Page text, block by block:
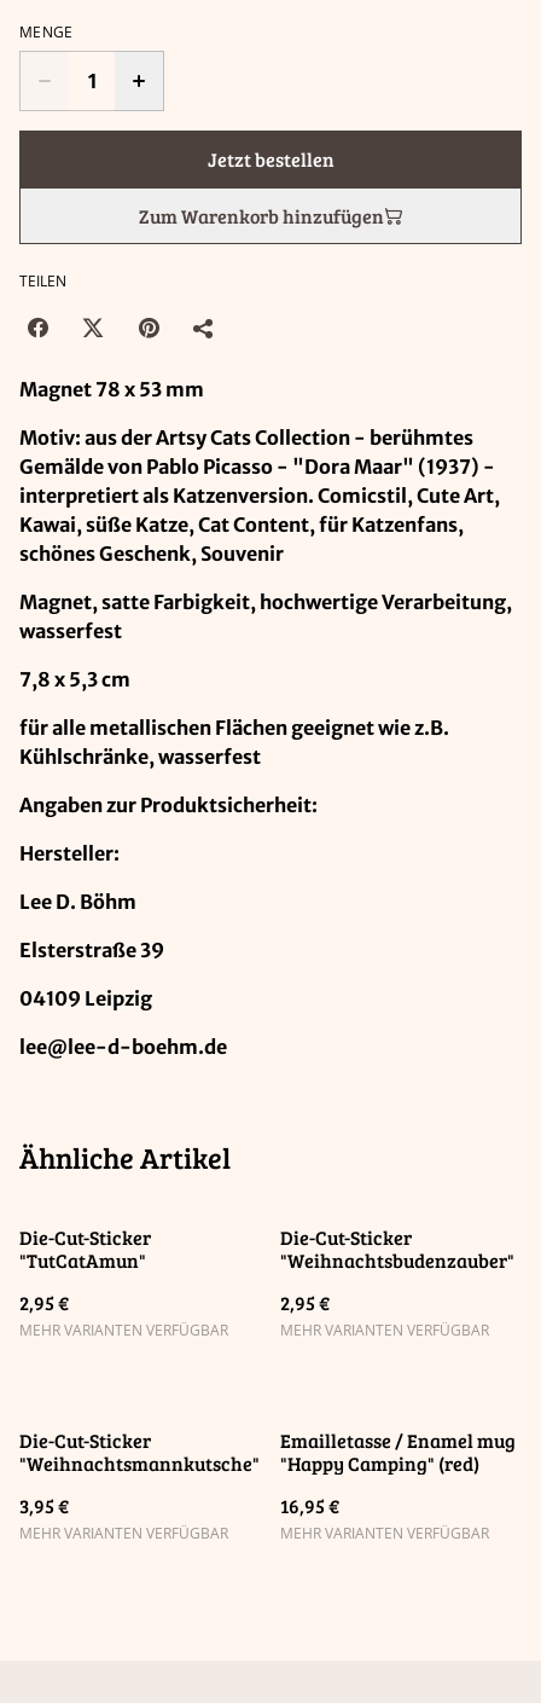
MENGE
Jetzt bestellen
Zum Warenkorb hinzufügen
TEILEN
Magnet 78 x 53 mm
Motiv: aus der Artsy Cats Collection - berühmtes
Gemälde von Pablo Picasso - "Dora Maar" (1937) -
interpretiert als Katzenversion. Comicstil, Cute Art,
Kawai, süße Katze, Cat Content, für Katzenfans,
schönes Geschenk, Souvenir
Magnet, satte Farbigkeit, hochwertige Verarbeitung,
wasserfest
7,8 x 5,3 cm
für alle metallischen Flächen geeignet wie z.B.
Kühlschränke, wasserfest
Angaben zur Produktsicherheit:
Hersteller:
Lee D. Böhm
Elsterstraße 39
04109 Leipzig
lee@lee-d-boehm.de
Ähnliche Artikel
Die-Cut-Sticker
"TutCatAmun"
2,95 €
MEHR VARIANTEN VERFÜGBAR
Die-Cut-Sticker
"Weihnachtsbudenzauber"
2,95 €
MEHR VARIANTEN VERFÜGBAR
Die-Cut-Sticker
"Weihnachtsmannkutsche"
3,95 €
MEHR VARIANTEN VERFÜGBAR
Emailletasse / Enamel mug
"Happy Camping" (red)
16,95 €
MEHR VARIANTEN VERFÜGBAR